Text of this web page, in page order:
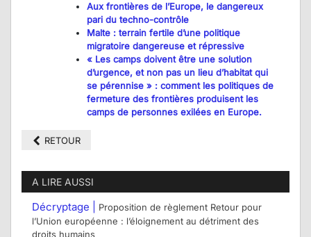
Aux frontières de l’Europe, le dangereux
pari du techno-contrôle
Malte : terrain fertile d’une politique
migratoire dangereuse et répressive
« Les camps doivent être une solution
d’urgence, et non pas un lieu d’habitat qui
se pérennise » : comment les politiques de
fermeture des frontières produisent les
camps de personnes exilées en Europe.
RETOUR
A LIRE AUSSI
Décryptage |
Proposition de règlement Retour pour
l’Union européenne : l’éloignement au détriment des
droits humains